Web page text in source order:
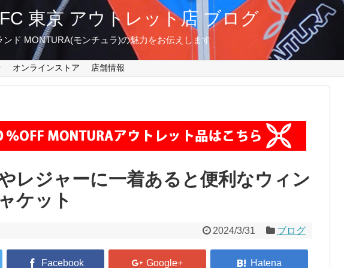
東京 アウトレット店 ブログ
ンド MONTURA(モンチュラ)の魅力をお伝えします
オンラインストア 店舗情報
レジャーに一着あると便利なウィン
ケット
2024/3/31 ブログ